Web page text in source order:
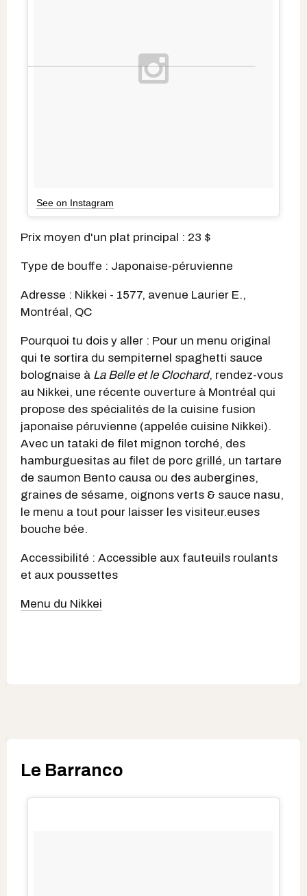
See on Instagram
Prix moyen d'un plat principal : 23 $
Type de bouffe : Japonaise-péruvienne
Adresse : Nikkei - 1577, avenue Laurier E.,
Montréal, QC
Pourquoi tu dois y aller : Pour un menu original
qui te sortira du sempiternel spaghetti sauce
bolognaise à La Belle et le Clochard, rendez-vous
au Nikkei, une récente ouverture à Montréal qui
propose des spécialités de la cuisine fusion
japonaise péruvienne (appelée cuisine Nikkei).
Avec un tataki de filet mignon torché, des
hamburguesitas au filet de porc grillé, un tartare
de saumon Bento causa ou des aubergines,
graines de sésame, oignons verts & sauce nasu,
le menu a tout pour laisser les visiteur.euses
bouche bée.
Accessibilité : Accessible aux fauteuils roulants
et aux poussettes
Menu du Nikkei
Le Barranco